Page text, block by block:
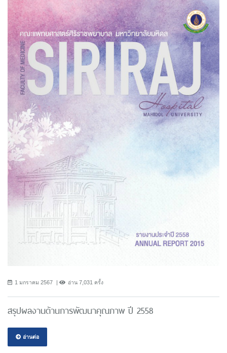
1 มกราคม 2567 อ่าน 7,031 ครั้ง
สรุปผลงานด้านการพัฒนาคุณภาพ ปี 2558
อ่านต่อ